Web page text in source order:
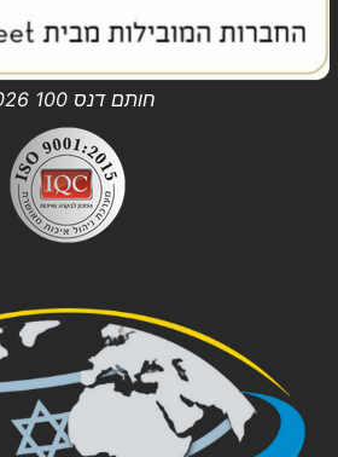
חותם דנס 100 2026